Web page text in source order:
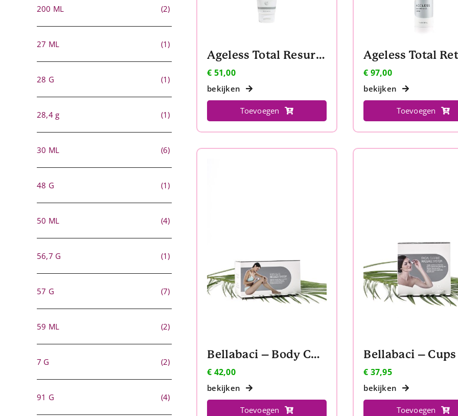
200 ML (2)
27 ML (1)
28 G (1)
28,4 g (1)
30 ML (6)
48 G (1)
50 ML (4)
56,7 G (1)
57 G (7)
59 ML (2)
7 G (2)
91 G (4)
Ageless Total Resurfacing Masque
€ 51,00
bekijken
Toevoegen
€ 97,00
bekijken
Toevoegen
Bellabaci – Body Cups
€ 42,00
bekijken
Toevoegen
€ 37,95
bekijken
Toevoegen